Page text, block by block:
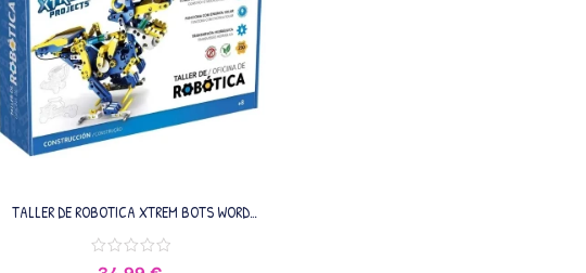
TALLER DE ROBOTICA XTREM BOTS WORD